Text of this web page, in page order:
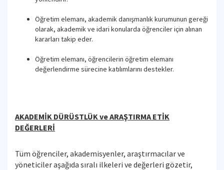
Öğretim elemanı, akademik danışmanlık kurumunun gereği
olarak, akademik ve idari konularda öğrenciler için alınan
kararları takip eder.
Öğretim elemanı, öğrencilerin öğretim elemanı
değerlendirme sürecine katılımlarını destekler.
AKADEMİK DÜRÜSTLÜK ve ARAŞTIRMA ETİK
DEĞERLERİ
Tüm öğrenciler, akademisyenler, araştırmacılar ve
yöneticiler aşağıda sıralı ilkeleri ve değerleri gözetir,